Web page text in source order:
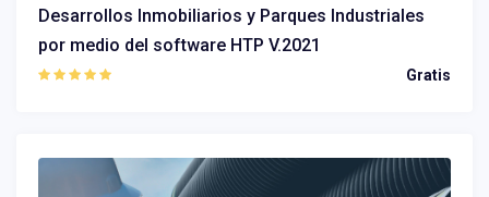
Desarrollos Inmobiliarios y Parques Industriales
por medio del software HTP V.2021
Gratis